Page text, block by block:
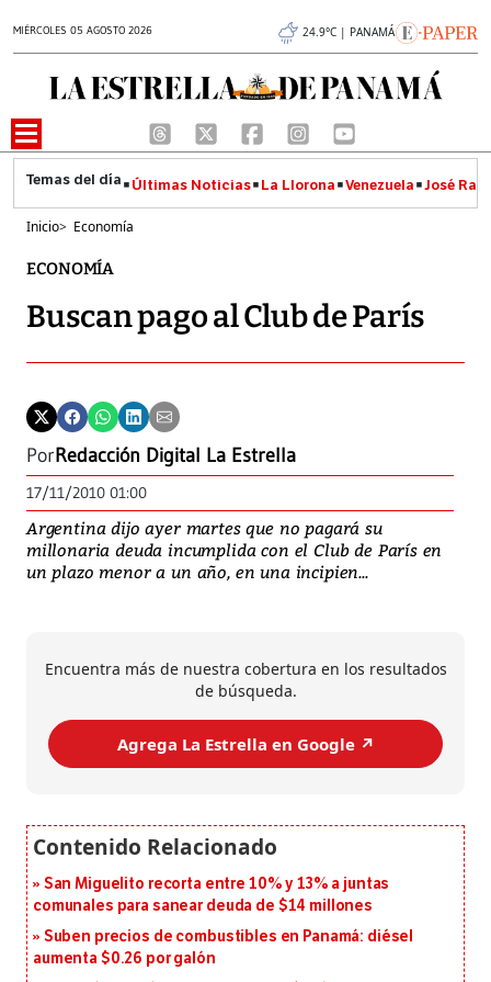
MIÉRCOLES 05 AGOSTO 2026 24.9°C | PANAMÁ
Últimas Noticias La Llorona Venezuela José
Inicio> Economía
ECONOMÍA
Buscan pago al Club de París
PorRedacción Digital La Estrella
17/11/2010 01:00
Argentina dijo ayer martes que no pagará su
millonaria deuda incumplida con el Club de París en
un plazo menor a un año, en una incipien...
Encuentra más de nuestra cobertura en los resultados
de búsqueda.
Agrega La Estrella en Google ↗️
San Miguelito recorta entre 10% y 13% a juntas
comunales para sanear deuda de $14 millones
Suben precios de combustibles en Panamá: diésel
aumenta $0.26 por galón